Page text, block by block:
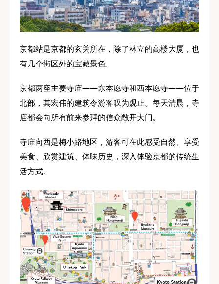
京都站是京都的玄关所在，除了林立的高楼大厦，也
有几个街区外的宝藏景色。
京都两座主要寺庙——东本愿寺和西本愿寺——位于
北部，其宏伟的建筑令游客叹为观止。每天清晨，寺
庙都会向所有前来参拜的信众敞开大门。
寺庙向西是梅小路地区，游客可在此感受自然、享受
美食、欣赏建筑、体味历史，深入体验京都的传统生
活方式。